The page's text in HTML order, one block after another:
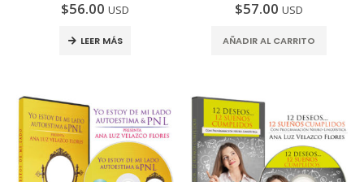
5.00 de 5
$56.00 USD
LEER MÁS
0de 5
$57.00 USD
AÑADIR AL CARRITO